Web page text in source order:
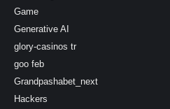
Game
Generative AI
glory-casinos tr
goo feb
Grandpashabet_next
Hackers